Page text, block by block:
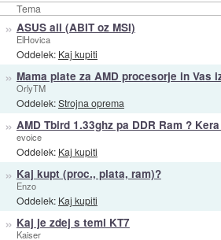
Tema
» ASUS ali (ABIT oz MSI)
ElHovica
Oddelek: Kaj kupiti
» Mama plate za AMD procesorje in Vas
OrlyTM
Oddelek:Strojna oprema
» AMD Tbird 1.33ghz pa DDR Ram ?
evoice
Oddelek: Kaj kupiti
» Kaj kupt (proc., plata, ram)?
Enzo
Oddelek: Kaj kupiti
» Kaj je zdej s temi KT7
Kaiser